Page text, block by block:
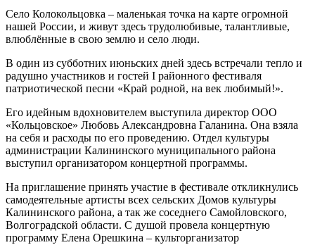
Село Колокольцовка – маленькая точка на карте огромной
нашей России, и живут здесь трудолюбивые, талантливые,
влюблённые в свою землю и село люди.
В один из субботних июньских дней здесь встречали тепло и
радушно участников и гостей I районного фестиваля
патриотической песни «Край родной, на век любимый!».
Его идейным вдохновителем выступила директор ООО
«Кольцовское» Любовь Александровна Галанина. Она взяла
на себя и расходы по его проведению. Отдел культуры
администрации Калининского муниципального района
выступил организатором концертной программы.
На приглашение принять участие в фестивале откликнулись
самодеятельные артисты всех сельских Домов культуры
Калининского района, а так же соседнего Самойловского,
Волгоградской области. С душой провела концертную
программу Елена Орешкина – культорганизатор